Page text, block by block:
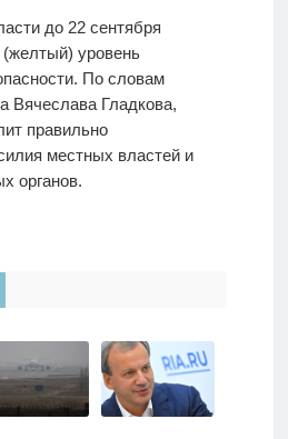
до 22 сентября
уровень
По словам
Вячеслава Гладкова,
правильно
местных властей и
органов.